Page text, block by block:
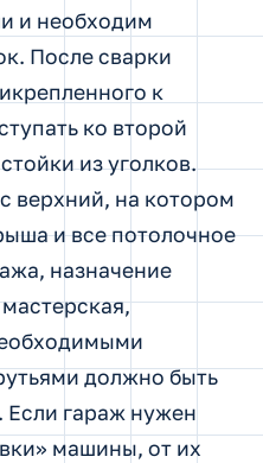
и необходим
После сварки
к
ко второй
из уголков.
верхний, на котором
и все потолочное
назначение
должно быть
Если гараж нужен
машины, от их